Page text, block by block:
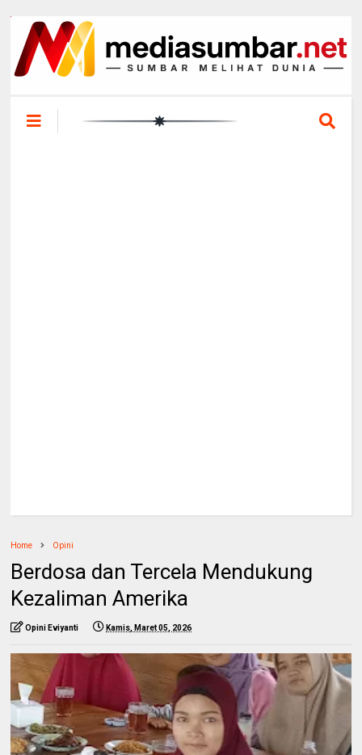
Home Opini
Berdosa dan Tercela Mendukung
Kezaliman Amerika
Opini Eviyanti Kamis, Maret 05, 2026